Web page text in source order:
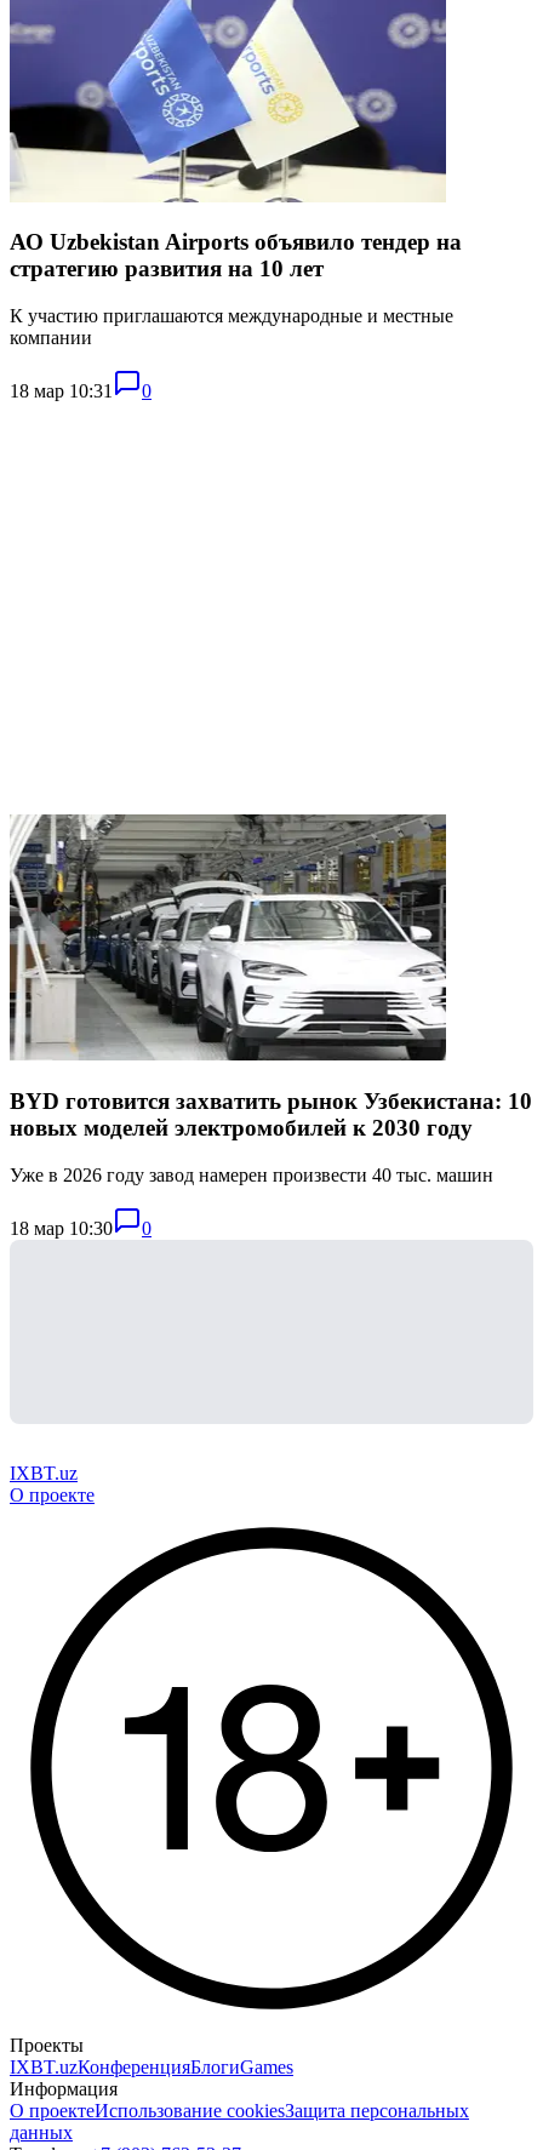
АО Uzbekistan Airports объявило тендер на
стратегию развития на 10 лет
К участию приглашаются международные и местные
компании
18 мар 10:31 0
BYD готовится захватить рынок Узбекистана: 10
новых моделей электромобилей к 2030 году
Уже в 2026 году завод намерен произвести 40 тыс. машин
18 мар 10:30 0
IXBT.uz
О проекте
Проекты
IXBT.uzКонференцияБлогиGames
Информация
О проектеИспользование cookiesЗащита персональных
данных